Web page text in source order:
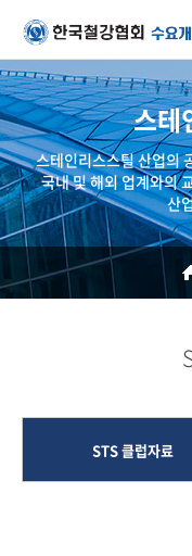
스테
스테인리스스틸 산업의
국내 및 해외 업계와의
산
STS 클럽자료